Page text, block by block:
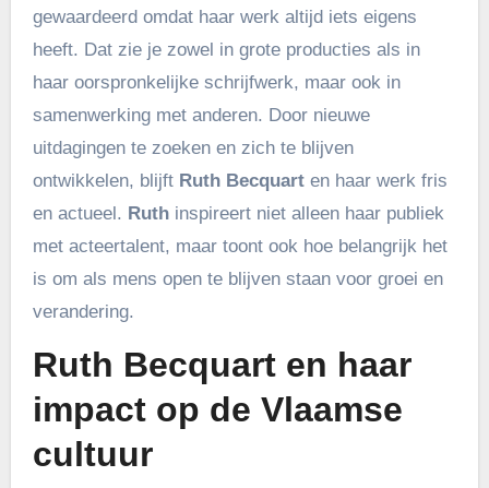
gewaardeerd omdat haar werk altijd iets eigens
heeft. Dat zie je zowel in grote producties als in
haar oorspronkelijke schrijfwerk, maar ook in
samenwerking met anderen. Door nieuwe
uitdagingen te zoeken en zich te blijven
ontwikkelen, blijft Ruth Becquarten haar werk fris
en actueel. Ruthinspireert niet alleen haar publiek
met acteertalent, maar toont ook hoe belangrijk het
is om als mens open te blijven staan voor groei en
verandering.
Ruth Becquart en haar
impact op de Vlaamse
cultuur